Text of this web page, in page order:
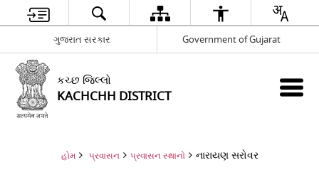
ગુજરાત સરકાર Government of Gujarat
કચ્છ જિલ્લો
KACHCHH DISTRICT
હોમ પ્રવાસન પ્રવાસન સ્થાનો નારાયણ સરોવર